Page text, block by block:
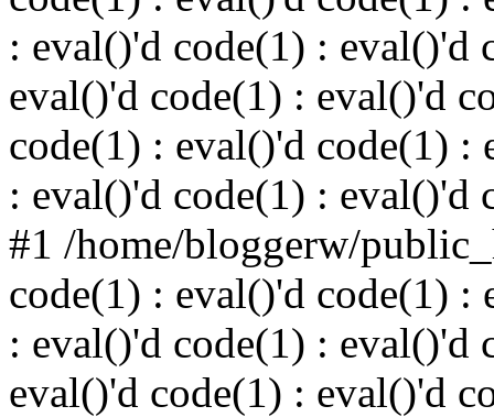
: eval()'d code(1) : eval()'d
eval()'d code(1) : eval()'d
code(1) : eval()'d code(1) :
: eval()'d code(1) : eval()'d
#1 /home/bloggerw/
code(1) : eval()'d code(1) :
: eval()'d code(1) : eval()'d
eval()'d code(1) : eval()'d